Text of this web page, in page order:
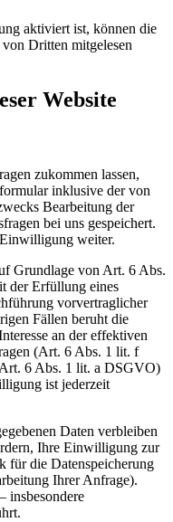
aktiviert ist, können die
Dritten mitgelesen
Website
zukommen lassen,
inklusive der von
Bearbeitung der
bei uns gespeichert.
weiter.
Grundlage von Art. 6 Abs.
der Erfüllung eines
vorvertraglicher
Fällen beruht die
an der effektiven
(Art. 6 Abs. 1 lit. f
6 Abs. 1 lit. a DSGVO)
ist jederzeit
Daten verbleiben
Ihre Einwilligung zur
für die Datenspeicherung
Ihrer Anfrage).
insbesondere